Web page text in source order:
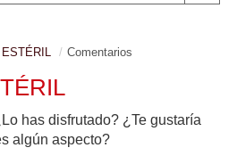
ESTÉRIL Comentarios
has disfrutado? ¿Te gustaría
algún aspecto?